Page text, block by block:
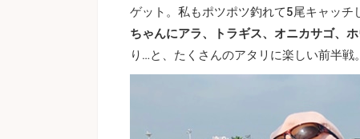
ゲット。私もポツポツ釣れて5尾キャッチ
ちゃんにアラ、トラギス、オニカサゴ、
り…と、たくさんのアタリに楽しい前半戦。